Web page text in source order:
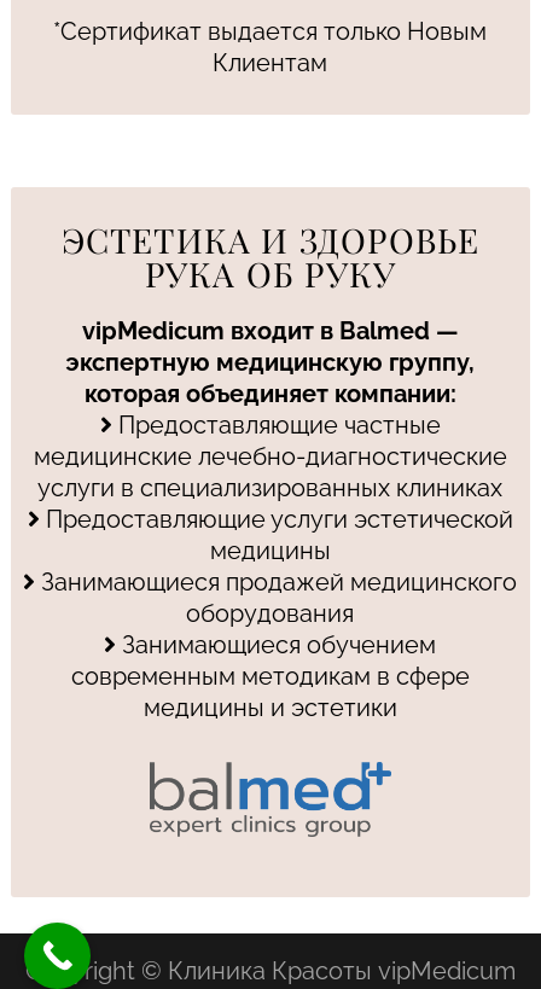
*Сертификат выдается только Новым
Клиентам
ЭСТЕТИКА И ЗДОРОВЬЕ
РУКА ОБ РУКУ
vipMedicum входит в Balmed —
экспертную медицинскую группу,
которая объединяет компании:
Предоставляющие частные
медицинские лечебно-диагностические
услуги в специализированных клиниках
Предоставляющие услуги эстетической
медицины
Занимающиеся продажей медицинского
оборудования
Занимающиеся обучением
современным методикам в сфере
медицины и эстетики
Copyright © Клиника Красоты vipMedicum